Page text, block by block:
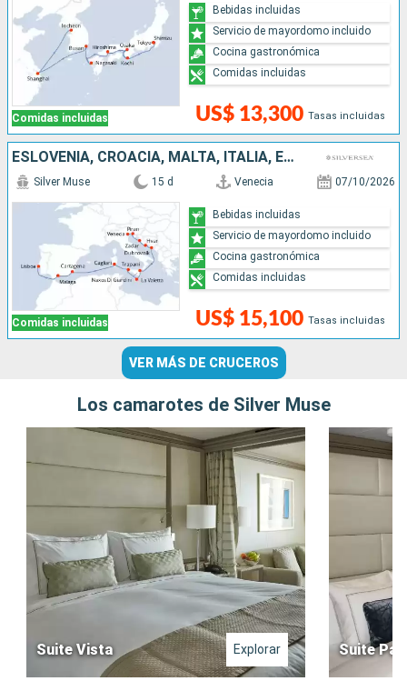
Comidas incluidas US$ 13,300 Tasas incluidas
Bebidas incluidas
Servicio de mayordomo incluido
Cocina gastronómica
Comidas incluidas
ESLOVENIA, CROACIA, MALTA, ITALIA, ESPAÑA, PORTUGAL
Comidas incluidas
Silver Muse 15 d Venecia 07/10/2026
US$ 15,100 Tasas incluidas
Bebidas incluidas
Servicio de mayordomo incluido
Cocina gastronómica
Comidas incluidas
VER MÁS DE CRUCEROS
Los camarotes de Silver Muse
Suite Vista Explorar Suite